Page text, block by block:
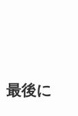
最後に